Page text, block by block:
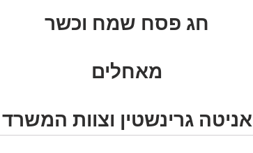
חג פסח שמח וכשר
מאחלים
אניטה גרינשטין וצוות המשרד